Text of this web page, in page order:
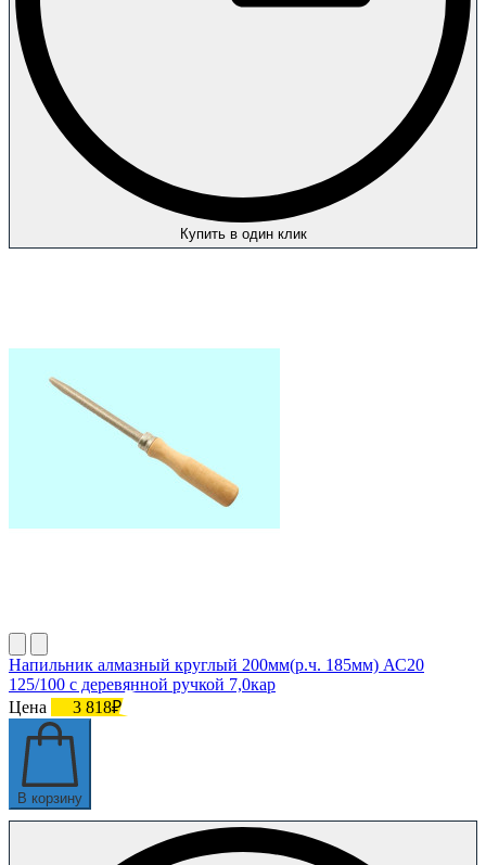
Купить в один клик
Напильник алмазный круглый 200мм(р.ч. 185мм) АС20
125/100 с деревянной ручкой 7,0кар
Цена
3 818₽
В корзину